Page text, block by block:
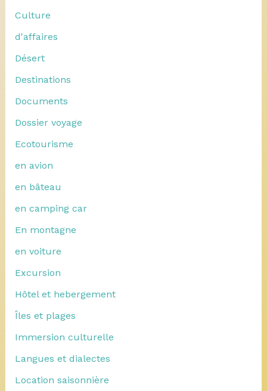
Culture
d'affaires
Désert
Destinations
Documents
Dossier voyage
Ecotourisme
en avion
en bâteau
en camping car
En montagne
en voiture
Excursion
Hôtel et hebergement
Îles et plages
Immersion culturelle
Langues et dialectes
Location saisonnière